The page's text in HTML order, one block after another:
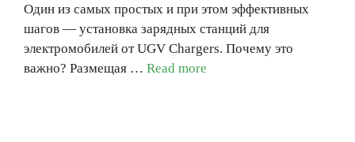
Один из самых простых и при этом эффективных
шагов — установка зарядных станций для
электромобилей от UGV Chargers. Почему это
важно? Размещая … Read more